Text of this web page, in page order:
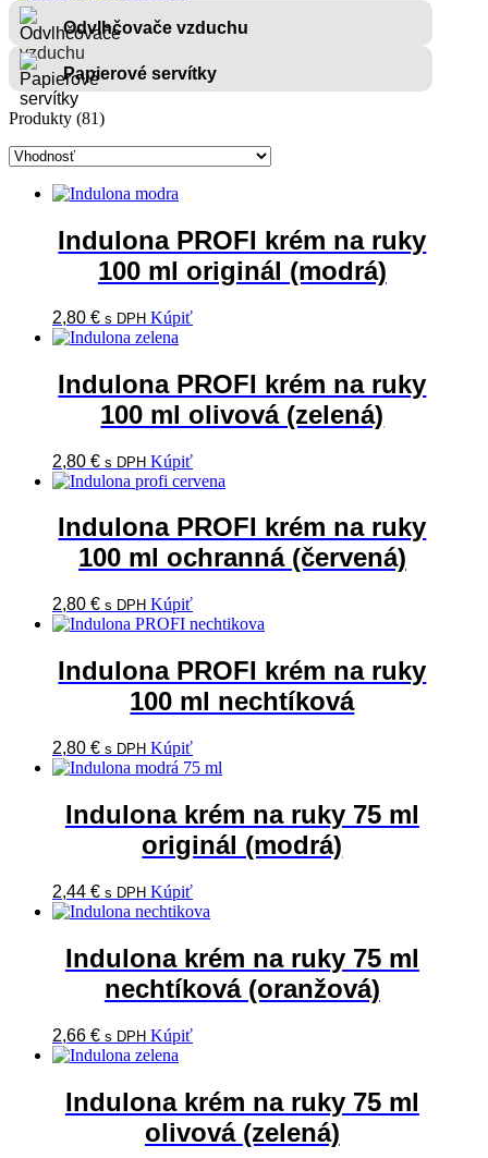
Odvlhčovače vzduchu
Papierové servítky
Produkty (81)
Indulona PROFI krém na ruky
100 ml originál (modrá)
2,80 € s DPH Kúpiť
Indulona PROFI krém na ruky
100 ml olivová (zelená)
2,80 € s DPH Kúpiť
Indulona PROFI krém na ruky
100 ml ochranná (červená)
2,80 € s DPH Kúpiť
Indulona PROFI krém na ruky
100 ml nechtíková
2,80 € s DPH Kúpiť
Indulona krém na ruky 75 ml
originál (modrá)
2,44 € s DPH Kúpiť
Indulona krém na ruky 75 ml
nechtíková (oranžová)
2,66 € s DPH Kúpiť
Indulona krém na ruky 75 ml
olivová (zelená)